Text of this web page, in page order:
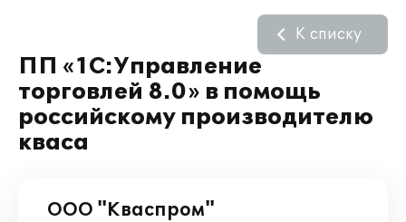
ПП «1С:Управление
торговлей 8.0» в помощь
российскому производителю
кваса
К списку
ООО "Кваспром"